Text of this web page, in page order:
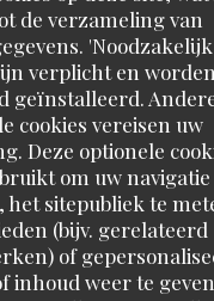
de verzameling van
verplicht en
geïnstalleerd.
cookies vereisen uw
Deze optionele
om uw
het sitepubliek te
(bijv. gerelateerd
of
inhoud weer te
:
and make you feel
3